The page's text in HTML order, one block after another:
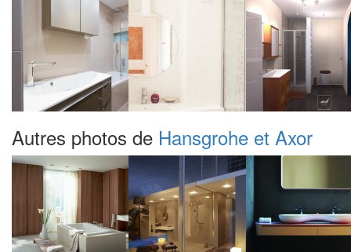
Autres photos de Hansgrohe et Axor